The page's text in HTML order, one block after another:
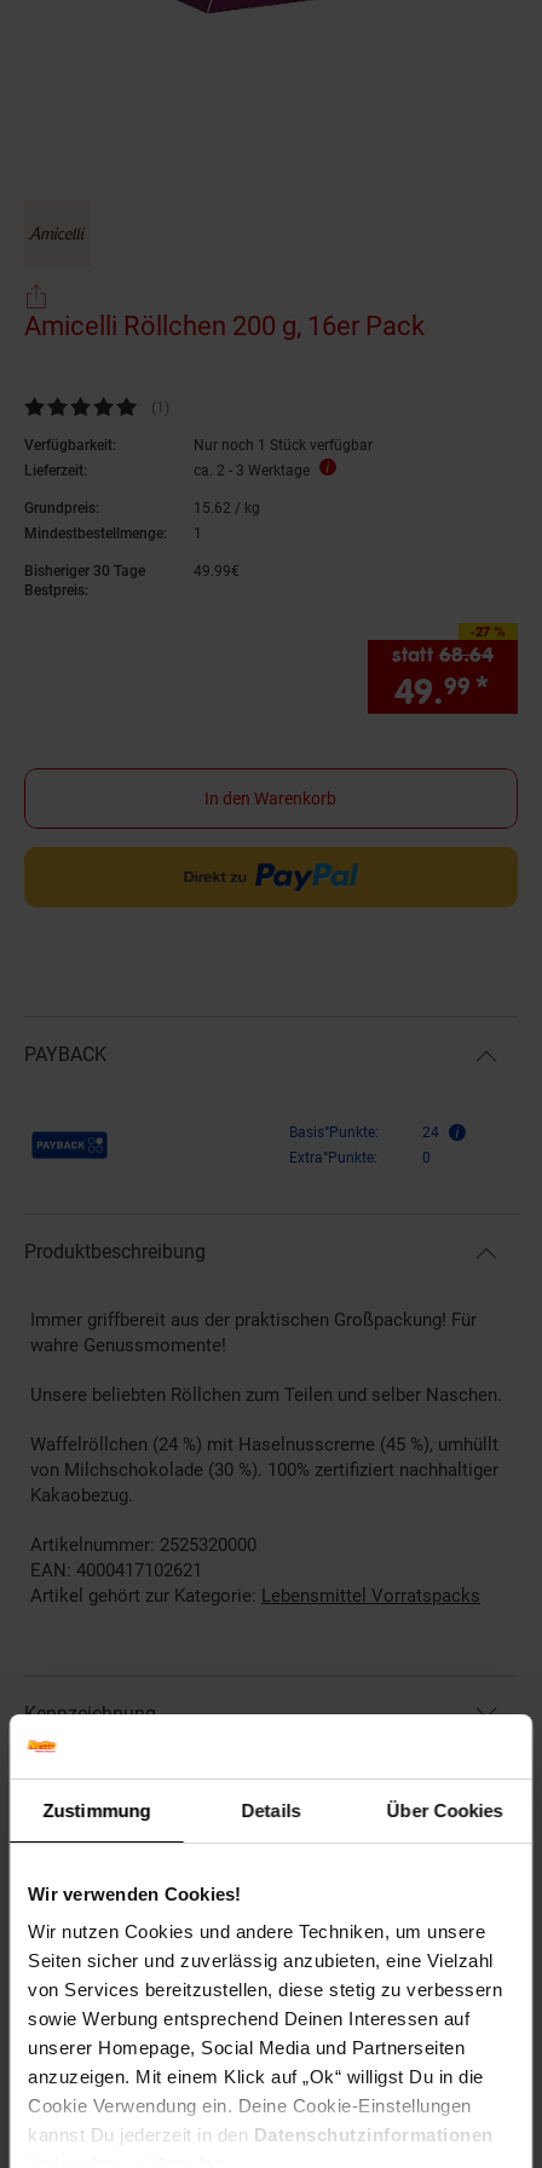
Zustimmung Details Über Cookies
Wir verwenden Cookies!
Wir nutzen Cookies und andere Techniken, um unsere
Seiten sicher und zuverlässig anzubieten, eine Vielzahl
von Services bereitzustellen, diese stetig zu verbessern
sowie Werbung entsprechend Deinen Interessen auf
unserer Homepage, Social Media und Partnerseiten
anzuzeigen. Mit einem Klick auf „Ok“ willigst Du in die
Cookie Verwendung ein. Deine Cookie-Einstellungen
kannst Du jederzeit in den Datenschutzinformationen
Amicelli Röllchen 200 g, 16er Pack
Kundenbewertung: 5 von 5 Sternen
(1 Kundenbewertungen
)
Verfügbarkeit:
Nur noch 1 Stück verfügbar
Lieferzeit:
ca. 2 - 3 Werktage
Grundpreis: 15.62 / kg
Mindestbestellmenge:
1
Bisheriger 30 Tage
Bestpreis:
49.99€
-27 %
Sie Sparen 27
statt 68.64
49.99 *
In den Warenkorb
PAYBACK
Payback Punkte Basis°Punkte:
24
Extra°Punkte:
0
Produktbeschreibung
Immer griffbereit aus der praktischen Großpackung! Für
wahre Genussmomente!
Unsere beliebten Röllchen zum Teilen und selber Naschen.
Waffelröllchen (24 %) mit Haselnusscreme (45 %), umhüllt
von Milchschokolade (30 %). 100% zertifiziert nachhaltiger
Kakaobezug.
Artikelnummer: 2525320000
EAN: 4000417102621
Artikel gehört zur Kategorie: Lebensmittel Vorratspacks
Kennzeichnung
Herstellerinformationen
Fußzeile
Weitere Online-Angebote